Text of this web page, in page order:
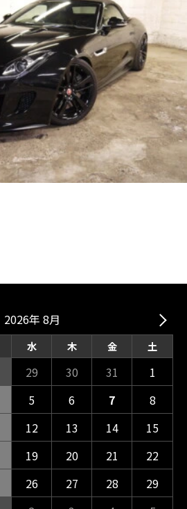
2026年 8月
水 木 金 土
29 30 31
1
5 6 7
8
12 13 14
15
19 20 21
22
26 27 28
29